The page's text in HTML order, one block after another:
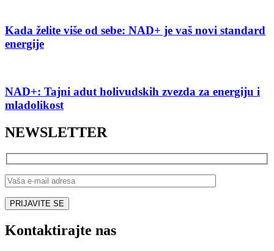
Kada želite više od sebe: NAD+ je vaš novi standard
energije
NAD+: Tajni adut holivudskih zvezda za energiju i
mladolikost
NEWSLETTER
Kontaktirajte nas